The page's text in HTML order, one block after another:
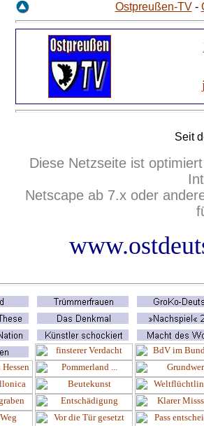
Ostpreußen-TV-
Seit
Diese Netzseite ist
Netscape ab 7.x oder